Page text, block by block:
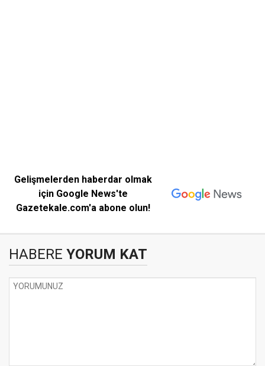
Gelişmelerden haberdar olmak
için Google News'te
Gazetekale.com'a abone olun!
HABERE YORUM KAT